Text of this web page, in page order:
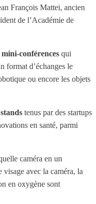
François Mattei, ancien
de l’Académie de
conférences qui
format d’échanges le
ou encore les objets
tenus par des startups
en santé, parmi
caméra en un
avec la caméra, la
en oxygène sont